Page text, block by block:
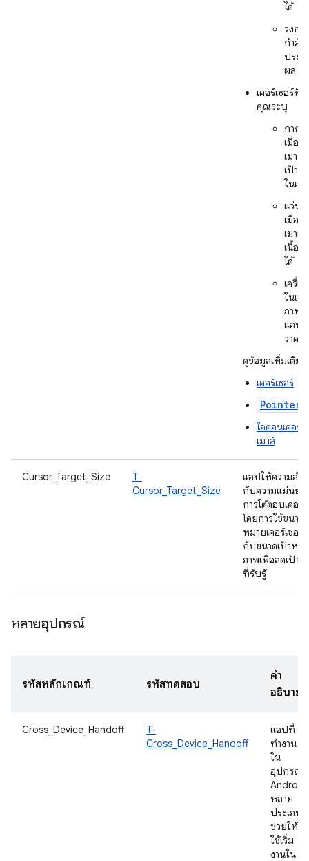
ได้
วงกล
กำลัง
ประม
ผล
เคอร์เซอร์พิ
คุณระบุ
กาก
เมื่อว
เมาส์
เป้าห
ในเกม
แว่นข
เมื่อว
เมาส์
เนื้อห
ได้
เครื่อ
ในแอ
ภาพห
แอป
วาด
ดูข้อมูลเพิ่มเติมไ
เคอร์เซอร์
ไอคอนเคอร์เ
เมาส์
Cursor_Target_Size
T-
Cursor_Target_Size
แอปให้ความสำ
กับความแม่นยำ
การโต้ตอบเคอร์
โดยการใช้ขนาด
หมายเคอร์เซอร์
กับขนาดเป้าหม
ภาพเพื่อลดเป้าห
ที่รับรู้
หลายอุปกรณ์
รหัสหลักเกณฑ์ รหัสทดสอบ
คำ
อธิบาย
Cross_Device_Handoff
T-
Cross_Device_Handoff
แอปที่
ทำงาน
ใน
อุปกรณ์
Android
หลาย
ประเภท
ช่วยให้ผู้
ใช้เริ่ม
งานใน